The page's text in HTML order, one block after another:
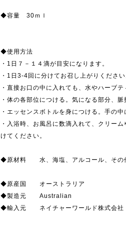
◆容量 30ｍｌ
◆使用方法
・1日７－１４滴が目安になります。
・1日3-4回に分けてお召し上がりくださ
・直接お口の中に入れても、水やハーブ
・体の各部位につける。気になる部分、
・エッセンスボトルを身につける。手の
・入浴時、お風呂に数滴入れて、クリー
けてください。
◆原材料 水、海塩、アルコール、その
◆原産国 オーストラリア
◆製造元 Australian
◆輸入元 ネイチャーワールド株式会社